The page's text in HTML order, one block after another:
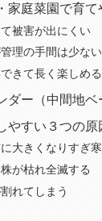
家庭菜園で育て
被害が出にくい
理の手間は少ない
きて長く楽しめる
ダー（中間地ベ
やすい３つの原
大きくなりすぎ
が枯れ全滅する
れてしまう